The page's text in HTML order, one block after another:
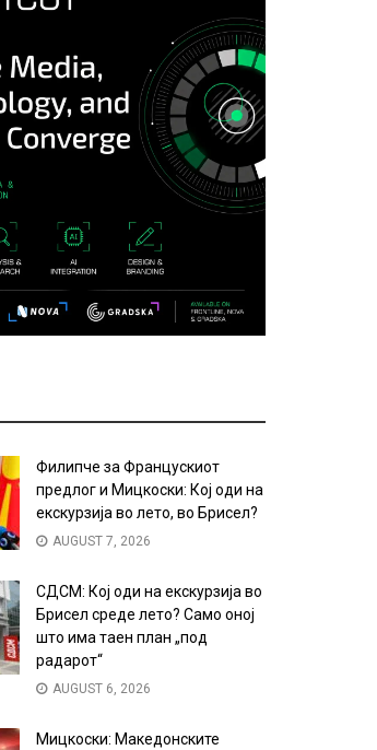
Филипче за Францускиот
предлог и Мицкоски: Кој оди на
екскурзија во лето, во Брисел?
AUGUST 7, 2026
СДСМ: Кој оди на екскурзија во
Брисел среде лето? Само оној
што има таен план „под
радарот“
AUGUST 6, 2026
Мицкоски: Македонските